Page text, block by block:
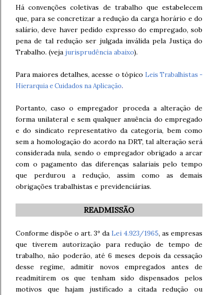
Há convenções coletivas de trabalho que estabelecem
que, para se concretizar a redução da carga horário e do
salário, deve haver pedido expresso do empregado, sob
pena de tal redução ser julgada inválida pela Justiça do
Trabalho. (veja jurisprudência abaixo).
Para maiores detalhes, acesse o tópico Leis Trabalhistas -
Hierarquia e Cuidados na Aplicação.
Portanto, caso o empregador proceda a alteração de
forma unilateral e sem qualquer anuência do empregado
e do sindicato representativo da categoria, bem como
sem a homologação do acordo na DRT, tal alteração será
considerada nula, sendo o empregador obrigado a arcar
com o pagamento das diferenças salariais pelo tempo
que perdurou a redução, assim como as demais
obrigações trabalhistas e previdenciárias.
READMISSÃO
Conforme dispõe o art. 3º da Lei 4.923/1965, as empresas
que tiverem autorização para redução de tempo de
trabalho, não poderão, até 6 meses depois da cessação
desse regime, admitir novos empregados antes de
readmitirem os que tenham sido dispensados pelos
motivos que hajam justificado a citada redução ou